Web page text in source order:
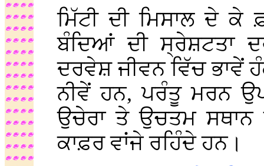
ਮਿੱਟੀ ਦੀ ਮਿਸਾਲ ਦੇ ਕੇ
ਬੰਦਿਆਂ ਦੀ ਸ੍ਰੇਸ਼ਟਤਾ
ਦਰਵੇਸ਼ ਜੀਵਨ ਵਿੱਚ ਭਾਵੇਂ
ਨੀਵੇਂ ਹਨ, ਪਰੰਤੂ ਮਰਨ
ਉਚੇਰਾ ਤੇ ਉਚਤਮ ਸਥਾਨ
ਕਾਫ਼ਰ ਵਾਂਜੇ ਰਹਿੰਦੇ ਹਨ।